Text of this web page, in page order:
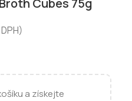
Cubes 75g
a získejte